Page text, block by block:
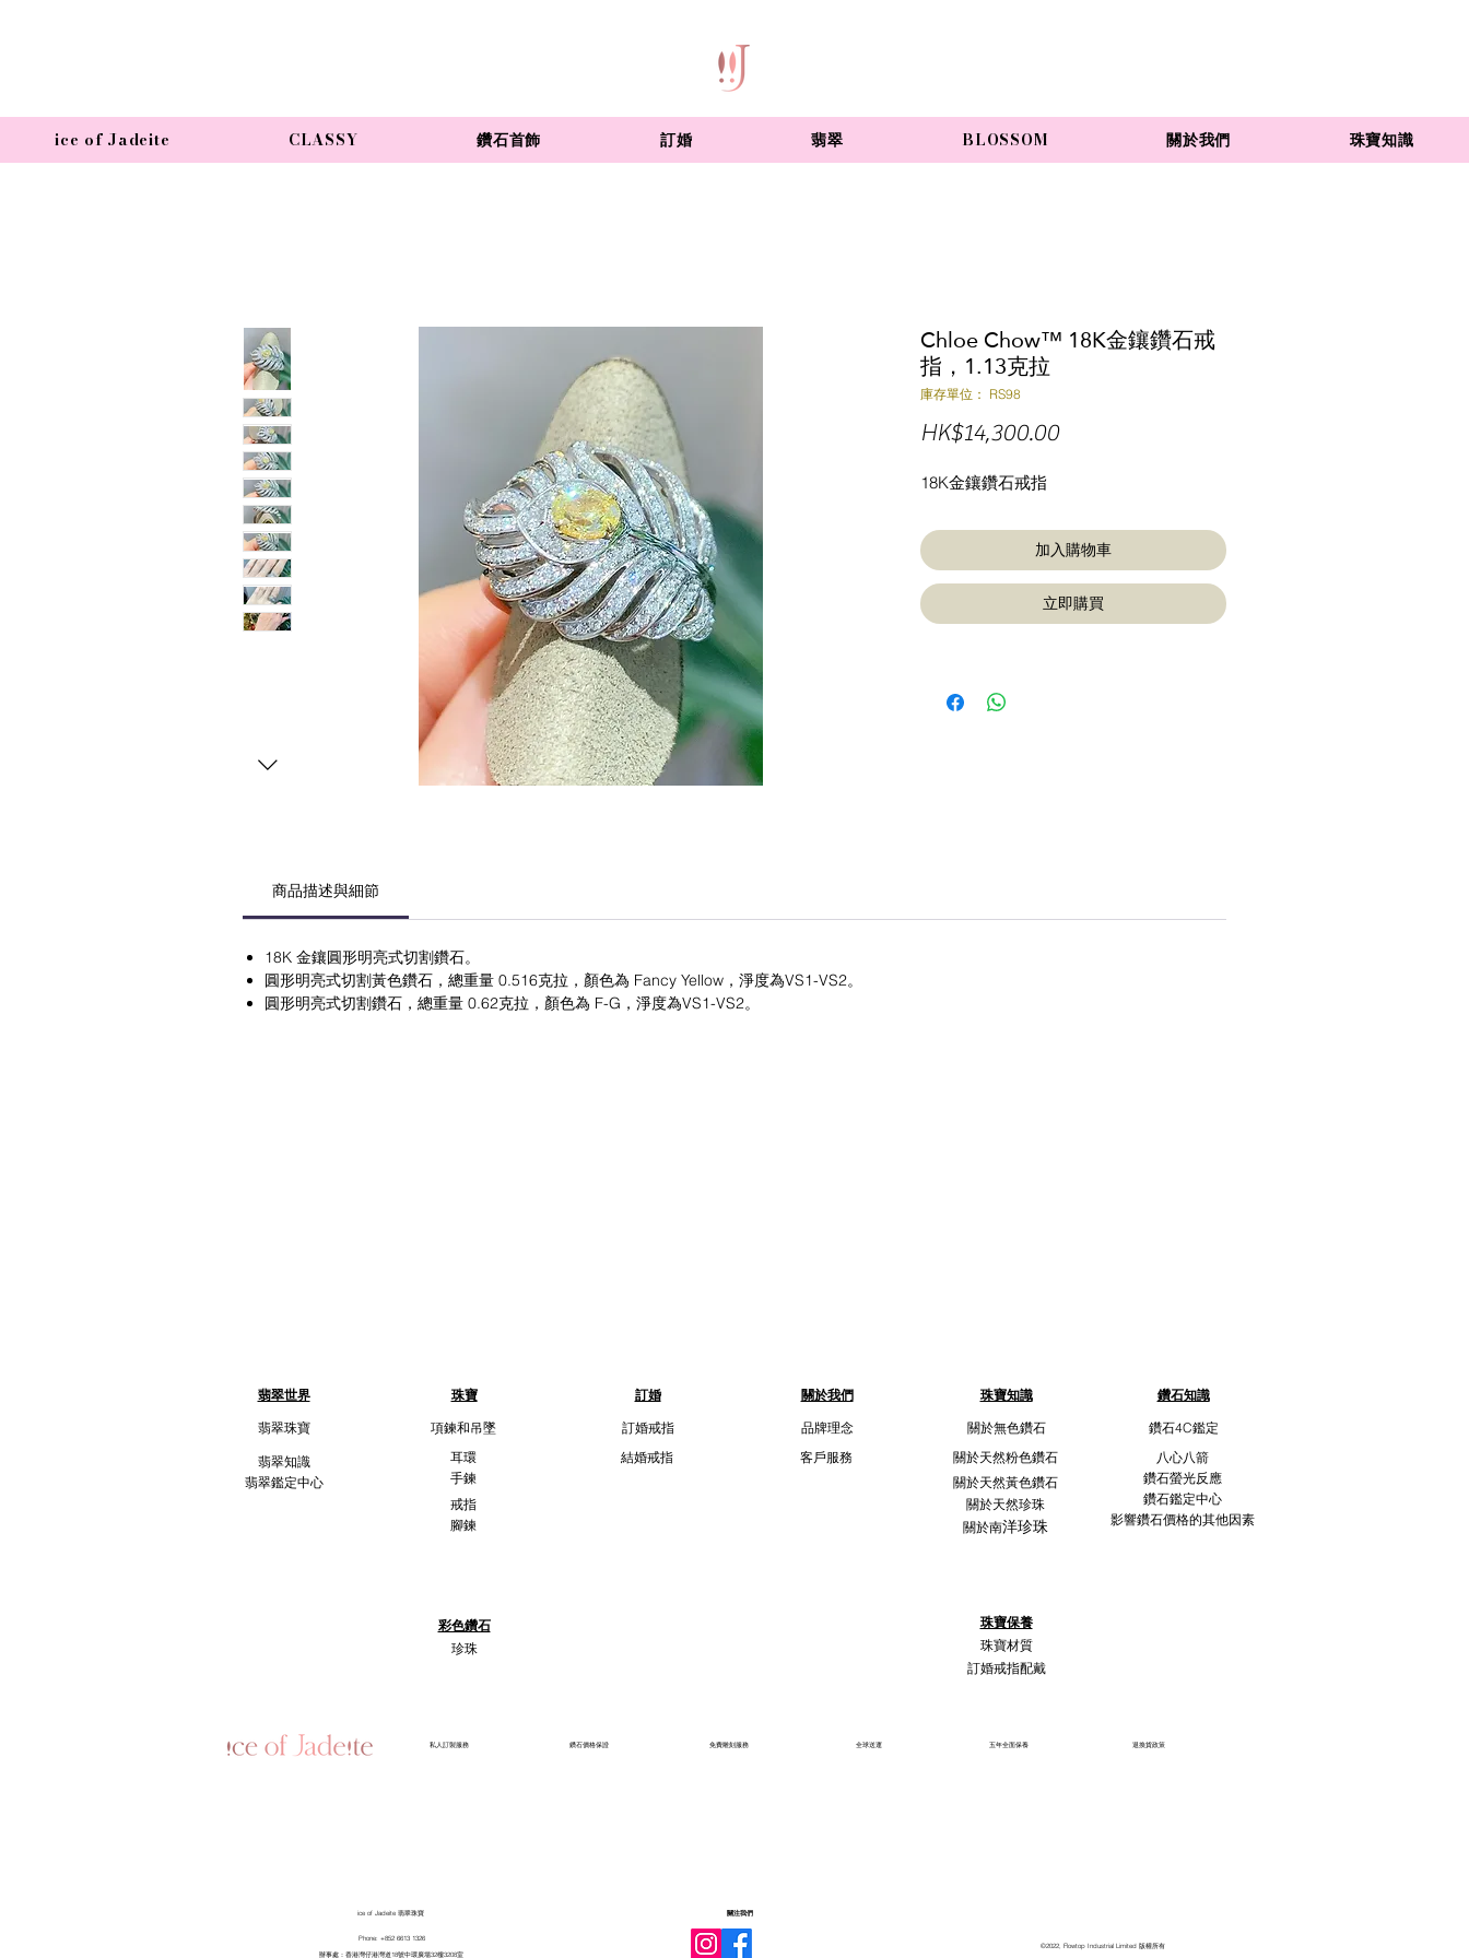
ice of Jadeite CLASSY 鑽石首飾 訂婚 翡翠 BLOSSOM 關於我們 珠寶知識
Chloe Chow™ 18K金鑲鑽石戒
指，1.13克拉
庫存單位： RS98
HK$14,300.00價
18K金鑲鑽石戒指
加入購物車
立即購買
商品描述與細節
18K 金鑲圓形明亮式切割鑽石。
圓形明亮式切割黃色鑽石，總重量 0.516克拉，顏色為 Fancy Yellow，淨度為VS1-VS2。
圓形明亮式切割鑽石，總重量 0.62克拉，顏色為 F-G，淨度為VS1-VS2。
翡翠世界
珠寶
翡翠珠寶
項鍊和吊墜
翡翠知識
翡翠鑑定中心
耳環
手鍊
戒指
腳鍊
訂婚 關於我們 珠寶知識
鑽石知識
訂婚戒指
品牌理念 關於無色鑽石
鑽石4C鑑定
結婚戒指
客戶服務 關於天然粉色鑽石
八心八箭
關於天然黃色鑽石
關於天然珍珠
鑽石螢光反應
鑽石鑑定中心
關於南洋珍珠 影響鑽石價格的其他因素
彩色鑽石
珍珠
珠寶保養
珠寶材質
訂婚戒指配戴
​私人訂製服務 鑽石價格保證 免費雕刻服務 全球送運 五年全面保養 退換貨政策
ice of Jadeite 翡翠珠寶
Phone: +852 6613 1326
​辦事處：香港灣仔港灣道18號中環廣場32樓3208室
關注我們
©2022, Flowtop Industrial Limited 版權所有